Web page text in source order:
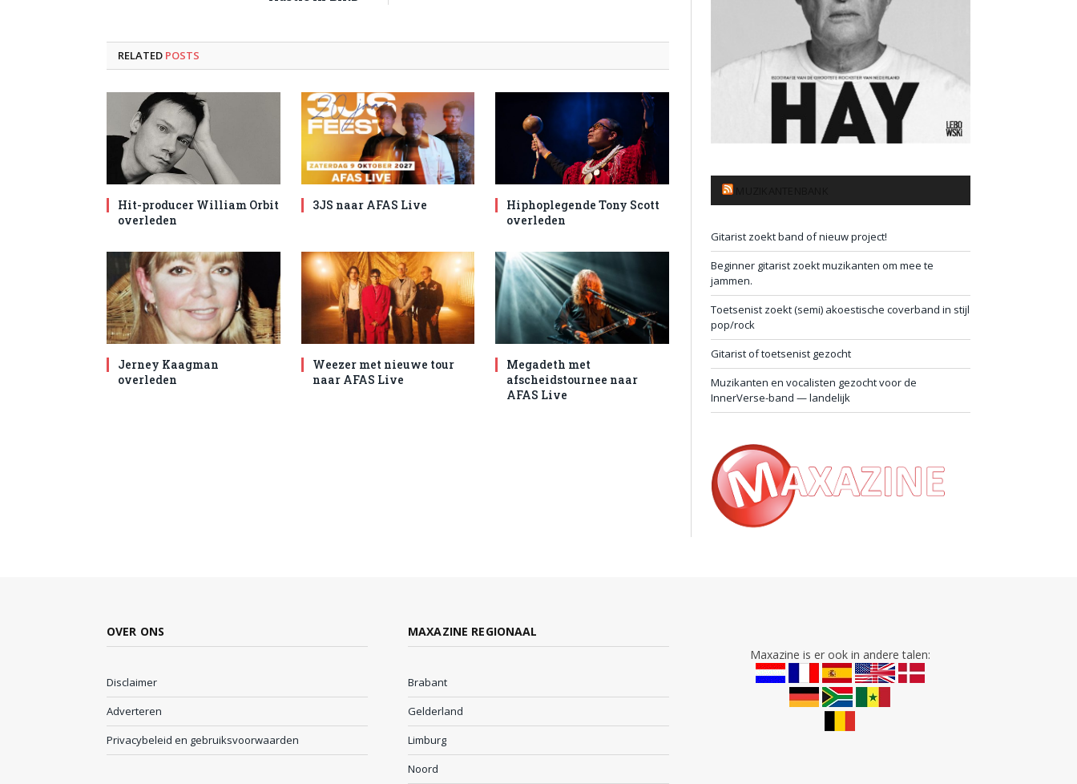
RELATED POSTS
Hit-producer William Orbit
overleden
3JS naar AFAS Live
Hiphoplegende Tony Scott
overleden
Jerney Kaagman
overleden
Weezer met nieuwe tour
naar AFAS Live
Megadeth met
afscheidstournee naar
AFAS Live
Gitarist zoekt band of nieuw project!
Beginner gitarist zoekt muzikanten om mee te
jammen.
Toetsenist zoekt (semi) akoestische coverband in stijl
pop/rock
Gitarist of toetsenist gezocht
Muzikanten en vocalisten gezocht voor de
InnerVerse-band — landelijk
OVER ONS
Disclaimer
Adverteren
Privacybeleid en gebruiksvoorwaarden
MAXAZINE REGIONAAL
Brabant
Gelderland
Limburg
Noord
Maxazine is er ook in andere talen: